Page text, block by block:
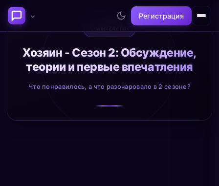
Регистрация
Последние темы
Философия сознания:
где граница между "я" и
Нейронаука и
реальность
Хозяин - Сезон 2: Обсуждение,
теории и первые впечатления
Что понравилось, а что разочаровало в 2 сезоне?